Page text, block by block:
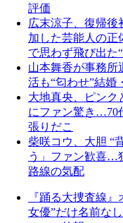
評価
広末涼子、復帰後
加した芸能人の
で思わず飛び出た
山本舞香が事務
活も“匂わせ”結婚
大地真央、ピンク
にファン驚き…70
張りだこ
柴咲コウ、大胆 “
う」ファン歓喜…
路線の気配
『踊る大捜査線
女優”だけ名前な